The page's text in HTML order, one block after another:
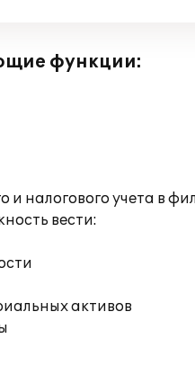
функции:
и налогового учета
вести:
активов